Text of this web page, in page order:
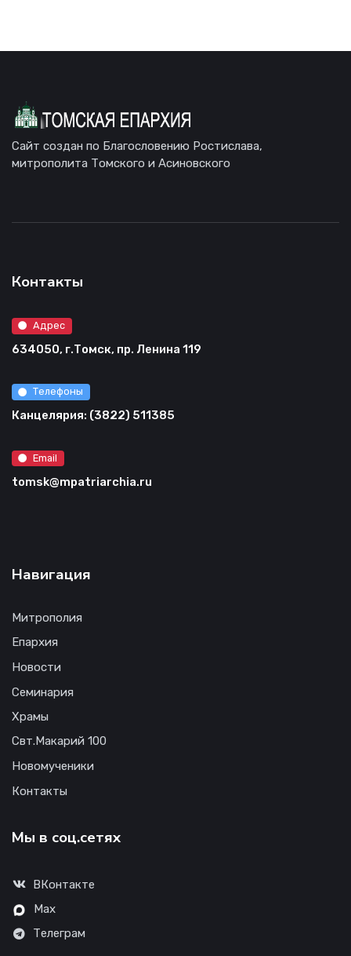
Сайт создан по Благословению Ростислава,
митрополита Томского и Асиновского
Контакты
Адрес
634050, г.Томск, пр. Ленина 119
Телефоны
Канцелярия: (3822) 511385
Email
tomsk@mpatriarchia.ru
Навигация
Митрополия
Епархия
Новости
Семинария
Храмы
Свт.Макарий 100
Новомученики
Контакты
Мы в соц.сетях
ВКонтакте
Max
Телеграм